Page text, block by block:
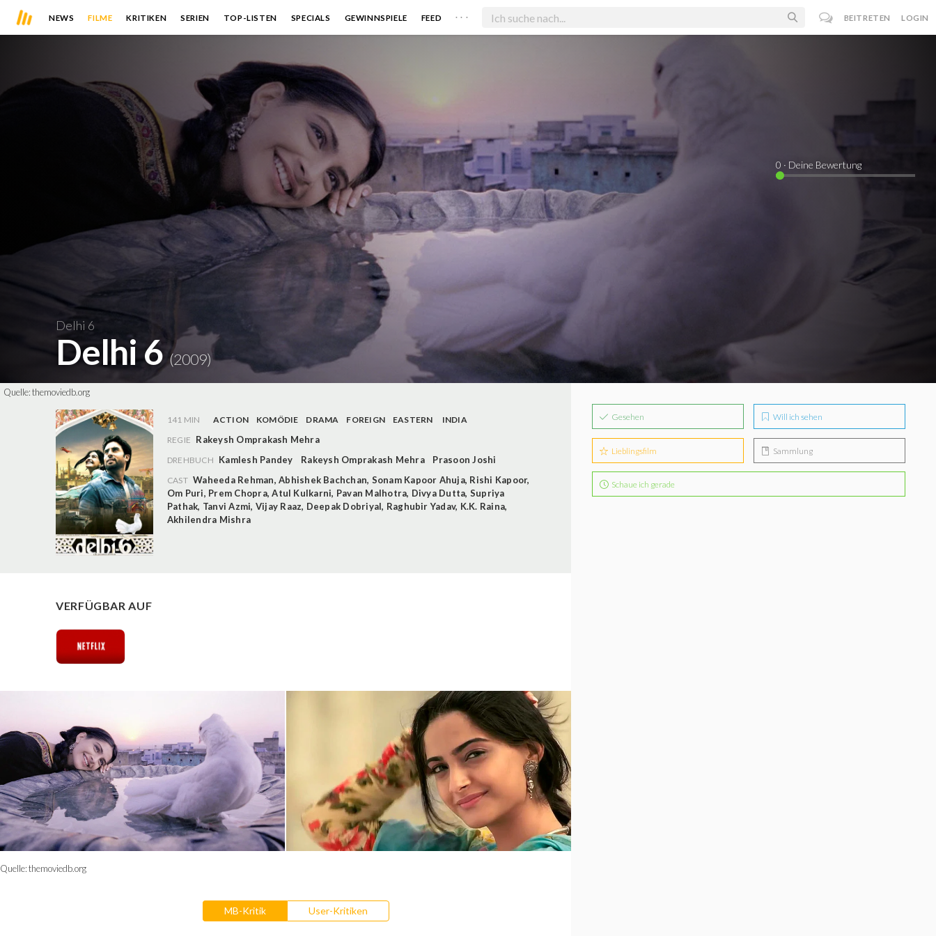
NEWS FILME KRITIKEN SERIEN TOP-LISTEN SPECIALS GEWINNSPIELE FEED . . . BEITRETEN LOGIN
Delhi 6
Delhi 6(2009)
0 · Deine Bewertung
Quelle:themoviedb.org
141 MIN ACTION KOMÖDIE DRAMA FOREIGN EASTERN
INDIA
REGIE Rakeysh Omprakash Mehra
DREHBUCH Kamlesh Pandey Rakeysh Omprakash Mehra Prasoon Joshi
CAST Waheeda Rehman,Abhishek Bachchan, Sonam Kapoor Ahuja, Rishi Kapoor,
Om Puri, Prem Chopra,Atul Kulkarni, Pavan Malhotra, Divya Dutta, Supriya
Pathak, Tanvi Azmi, Vijay Raaz, Deepak Dobriyal, Raghubir Yadav, K.K. Raina,
Akhilendra Mishra
VERFÜGBAR AUF
Quelle:themoviedb.org
MB-Kritik User-Kritiken
Gesehen Will ich sehen
Lieblingsfilm Sammlung
Schaue ich gerade